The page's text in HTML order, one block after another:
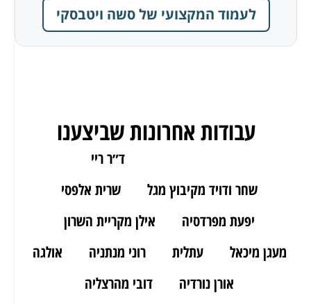
לעמוד המקצועי של סשה ויטבסקי
עבודות אחרונות שביצענו
ד״ר ריי
שחר ודויד מקיבוץ מגל
שרית אלפסי
יפעת מפרדסיה
אילן מקריית השרון
מעגן מיכאל
עתלית רוני מנתניה
אולגה
אורן נורדיה
דובי מהרצליה